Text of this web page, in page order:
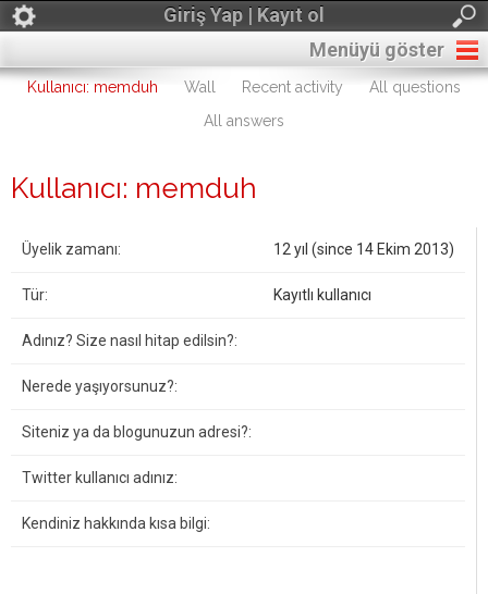
Giriş Yap | Kayıt ol
Menüyü göster
Kullanıcı: memduh Wall Recent activity
All questions
All answers
Kullanıcı: memduh
Üyelik zamanı: 12 yıl (since 14 Ekim 2013)
Tür: Kayıtlı kullanıcı
Adınız? Size nasıl hitap edilsin?:
Nerede yaşıyorsunuz?:
Siteniz ya da blogunuzun adresi?:
Twitter kullanıcı adınız:
Kendiniz hakkında kısa bilgi: